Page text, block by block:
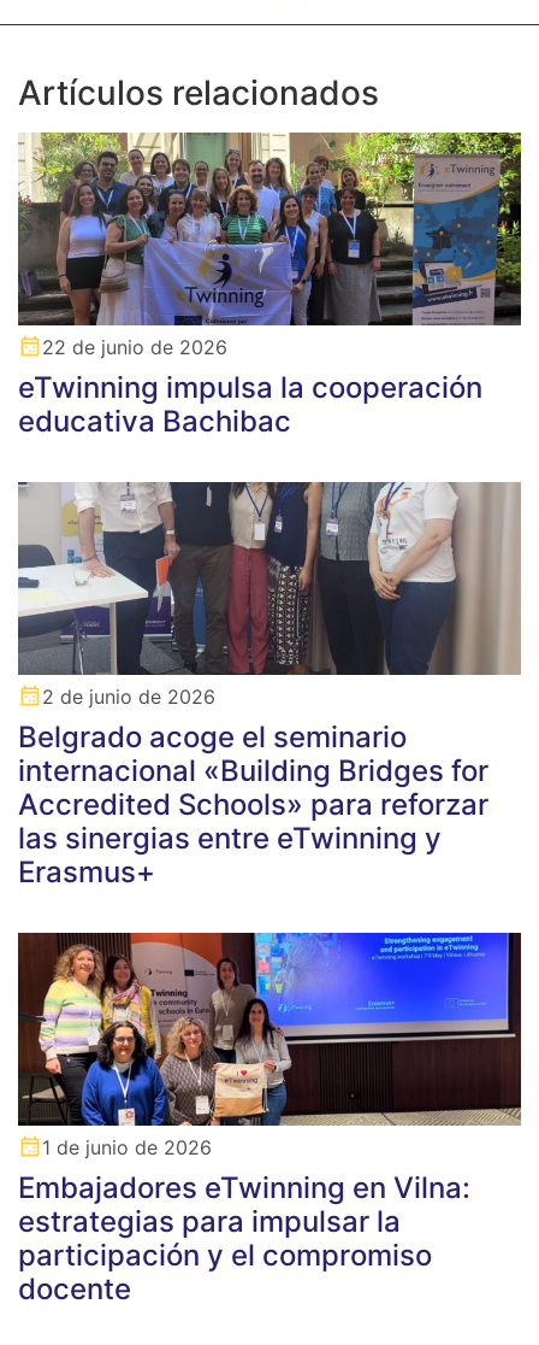
Artículos relacionados
22 de junio de 2026
eTwinning impulsa la cooperación
educativa Bachibac
2 de junio de 2026
Belgrado acoge el seminario
internacional «Building Bridges for
Accredited Schools» para reforzar
las sinergias entre eTwinning y
Erasmus+
1 de junio de 2026
Embajadores eTwinning en Vilna:
estrategias para impulsar la
participación y el compromiso
docente